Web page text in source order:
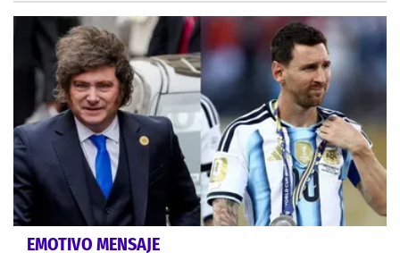
EMOTIVO MENSAJE